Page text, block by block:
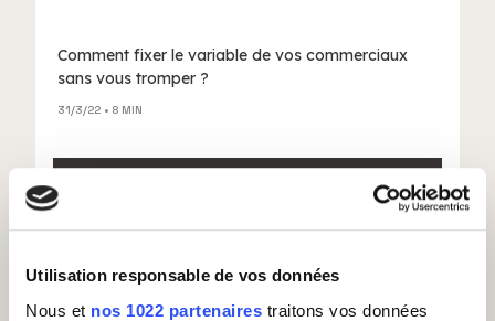
Utilisation responsable de vos données
Nous et nos 1022 partenaires traitons vos données
Comment fixer le variable de vos commerciaux
sans vous tromper ?
31/3/22 • 8 MIN
CAS CLIENTS